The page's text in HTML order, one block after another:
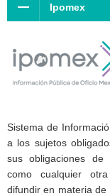
Ipomex
Sistema de
a los sujetos
sus obligaciones de
como cualquier
difundir en materia de